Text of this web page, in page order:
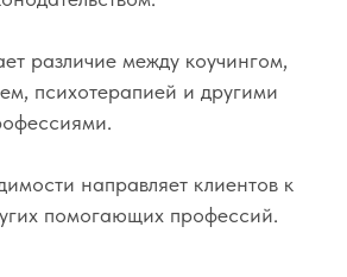
различие между коучингом,
психотерапией и другими
направляет клиентов к
помогающих профессий.